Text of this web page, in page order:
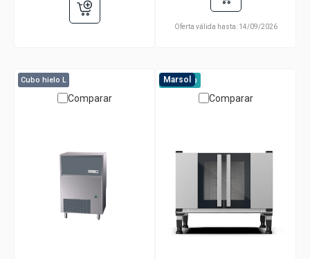
Oferta válida hasta: 14/09/2026
Comparar
Marsol
Cubo hielo L
Comparar
Marsol
A pedido